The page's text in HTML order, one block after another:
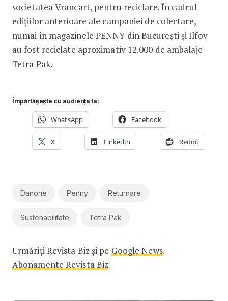
societatea Vrancart, pentru reciclare. În cadrul
edițiilor anterioare ale campaniei de colectare,
numai în magazinele PENNY din București și Ilfov
au fost reciclate aproximativ 12.000 de ambalaje
Tetra Pak.
Împărtășește cu audiența ta:
WhatsApp Facebook
X LinkedIn Reddit
Danone Penny Returnare
Sustenabilitate Tetra Pak
Urmăriți Revista Biz și pe Google News.
Abonamente Revista Biz